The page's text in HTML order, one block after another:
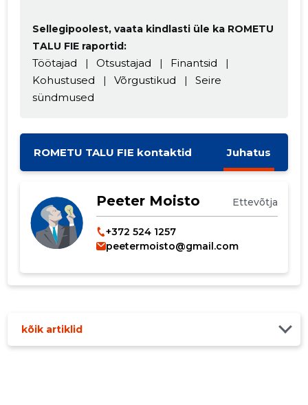
Sellegipoolest, vaata kindlasti üle ka ROMETU
TALU FIE raportid:
Töötajad | Otsustajad | Finantsid
|
Kohustused
| Võrgustikud |
Seire
sündmused
ROMETU TALU FIE kontaktid Juhatus
Peeter Moisto Ettevõtja
+372 524 1257
peetermoisto@gmail.com
kõik artiklid
MUUDA